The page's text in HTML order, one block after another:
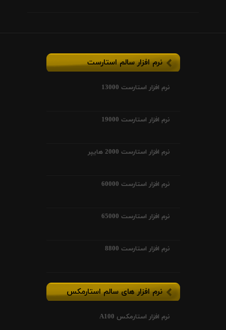
نرم افزار سالم استارست
نرم افزار استارست 13000
نرم افزار استارست 19000
نرم افزار استارست 2000 هایپر
نرم افزار استارست 60000
نرم افزار استارست 65000
نرم افزار استارست 8800
نرم افزار های سالم استارمکس
نرم افزار استارمکس A100